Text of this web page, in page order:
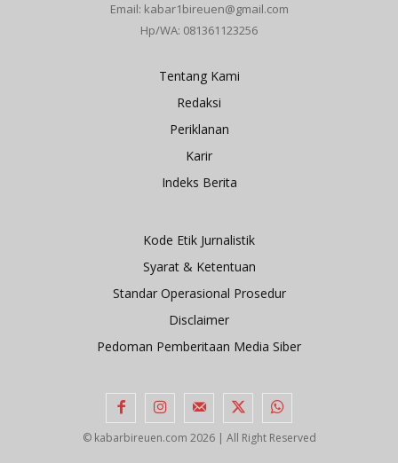
Email: kabar1bireuen@gmail.com
Hp/WA: 081361123256
Tentang Kami
Redaksi
Periklanan
Karir
Indeks Berita
Kode Etik Jurnalistik
Syarat & Ketentuan
Standar Operasional Prosedur
Disclaimer
Pedoman Pemberitaan Media Siber
© kabarbireuen.com 2026 | All Right Reserved